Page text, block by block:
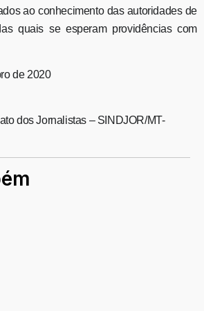
ao conhecimento das autoridades de
quais se esperam providências com
de 2020
dos Jornalistas – SINDJOR/MT-